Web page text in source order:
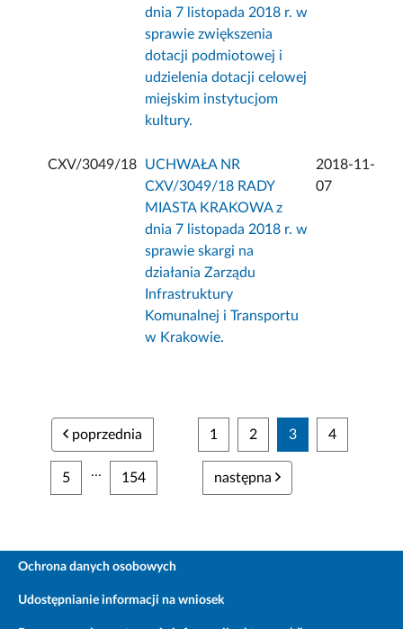
dnia 7 listopada 2018 r. w
sprawie zwiększenia
dotacji podmiotowej i
udzielenia dotacji celowej
miejskim instytucjom
kultury.
CXV/3049/18
UCHWAŁA NR
CXV/3049/18 RADY
MIASTA KRAKOWA z
dnia 7 listopada 2018 r. w
sprawie skargi na
działania Zarządu
Infrastruktury
Komunalnej i Transportu
w Krakowie.
2018-11-
07
poprzednia 1 2 3 4
5 ... 154 następna
Ochrona danych osobowych
Udostępnianie informacji na wniosek